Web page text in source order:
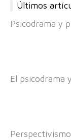
Últimos
Psicodrama y
El psicodrama